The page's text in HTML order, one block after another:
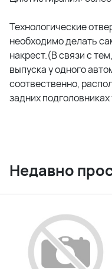
Технологические
необходимо делать
накрест.(В связи с
выпуска у одного
соотвественно,
задних
Недавно